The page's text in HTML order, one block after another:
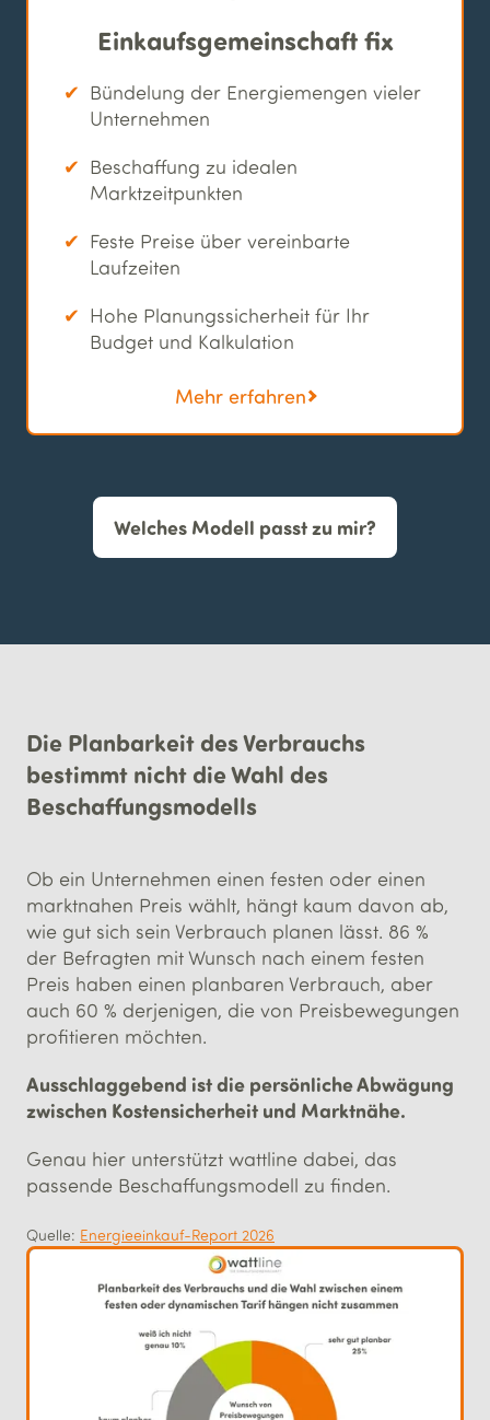
Einkaufs­gemeinschaft fix
Bündelung der Energiemengen vieler
Unternehmen
Beschaffung zu idealen
Marktzeitpunkten
Feste Preise über vereinbarte
Laufzeiten
Hohe Planungssicherheit für Ihr
Budget und Kalkulation
Mehr erfahren
Welches Modell passt zu mir?
Die Planbarkeit des Verbrauchs
bestimmt nicht die Wahl des
Beschaffungsmodells
Ob ein Unternehmen einen festen oder einen
marktnahen Preis wählt, hängt kaum davon ab,
wie gut sich sein Verbrauch planen lässt. 86 %
der Befragten mit Wunsch nach einem festen
Preis haben einen planbaren Verbrauch, aber
auch 60 % derjenigen, die von Preisbewegungen
profitieren möchten.
Ausschlaggebend ist die persönliche Abwägung
zwischen Kostensicherheit und Marktnähe.
Genau hier unterstützt wattline dabei, das
passende Beschaffungsmodell zu finden.
Quelle: Energieeinkauf-Report 2026